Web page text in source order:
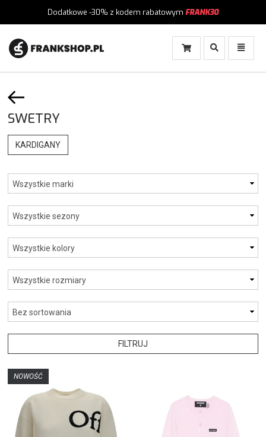
Dodatkowe -30% z kodem rabatowym FRANK30
Włącz
Menu
Włącz
Wyszukiwanie
SWETRY
KARDIGANY
FILTRUJ
NOWOŚĆ